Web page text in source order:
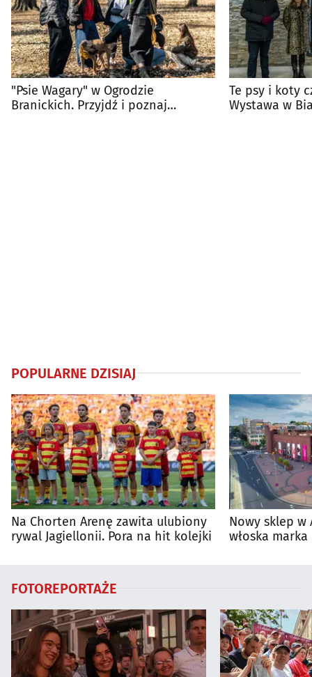
"Psie Wagary" w Ogrodzie
Branickich. Przyjdź i poznaj
Te psy i koty
Wystawa w
POPULARNE DZISIAJ
Na Chorten Arenę zawita ulubiony
rywal Jagiellonii. Pora na hit kolejki
Nowy sklep w
włoska
FOTOREPORTAŻE